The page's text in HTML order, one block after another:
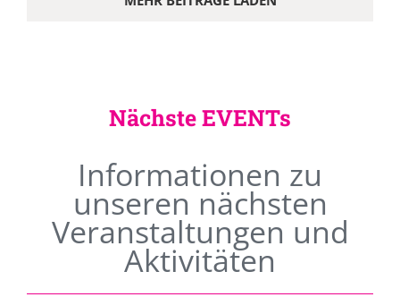
Nächste EVENTs
Informationen zu
unseren nächsten
Veranstaltungen und
Aktivitäten